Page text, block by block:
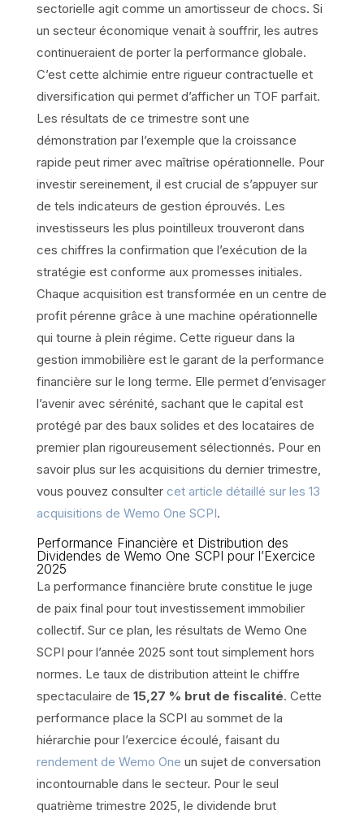
sectorielle agit comme un amortisseur de chocs. Si
un secteur économique venait à souffrir, les autres
continueraient de porter la performance globale.
C’est cette alchimie entre rigueur contractuelle et
diversification qui permet d’afficher un TOF parfait.
Les résultats de ce trimestre sont une
démonstration par l’exemple que la croissance
rapide peut rimer avec maîtrise opérationnelle. Pour
investir sereinement, il est crucial de s’appuyer sur
de tels indicateurs de gestion éprouvés. Les
investisseurs les plus pointilleux trouveront dans
ces chiffres la confirmation que l’exécution de la
stratégie est conforme aux promesses initiales.
Chaque acquisition est transformée en un centre de
profit pérenne grâce à une machine opérationnelle
qui tourne à plein régime. Cette rigueur dans la
gestion immobilière est le garant de la performance
financière sur le long terme. Elle permet d’envisager
l’avenir avec sérénité, sachant que le capital est
protégé par des baux solides et des locataires de
premier plan rigoureusement sélectionnés. Pour en
savoir plus sur les acquisitions du dernier trimestre,
vous pouvez consulter cet article détaillé sur les 13
acquisitions de Wemo One SCPI.
Performance Financière et Distribution des
Dividendes de Wemo One SCPI pour l’Exercice
2025
La performance financière brute constitue le juge
de paix final pour tout investissement immobilier
collectif. Sur ce plan, les résultats de Wemo One
SCPI pour l’année 2025 sont tout simplement hors
normes. Le taux de distribution atteint le chiffre
spectaculaire de 15,27 % brut de fiscalité. Cette
performance place la SCPI au sommet de la
hiérarchie pour l’exercice écoulé, faisant du
rendement de Wemo One un sujet de conversation
incontournable dans le secteur. Pour le seul
quatrième trimestre 2025, le dividende brut